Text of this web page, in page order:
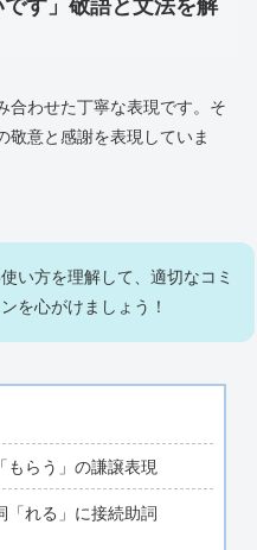
です」敬語と文法を解
合わせた丁寧な表現です。そ
敬意と感謝を表現していま
い方を理解して、適切なコミ
を心がけましょう！
もらう」の謙譲表現
「れる」に接続助詞